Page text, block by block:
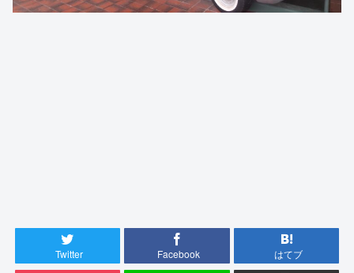
Twitter Facebook はてブ